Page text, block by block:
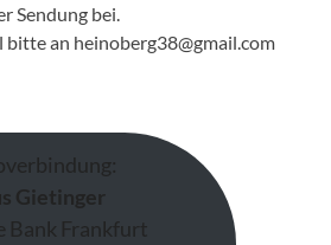
Sendung bei.
an heinoberg38@gmail.com
Gietinger
Bank Frankfurt